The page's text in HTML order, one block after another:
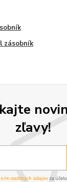
zásobník
zľavy!
osobných údajov za